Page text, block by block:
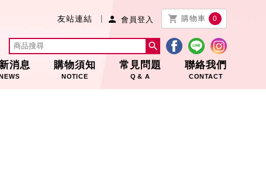
友站連結  會員登入  購物車 0

消息 購物須知
NOTICE
常見問題
Q & A
聯絡我們
CONTACT